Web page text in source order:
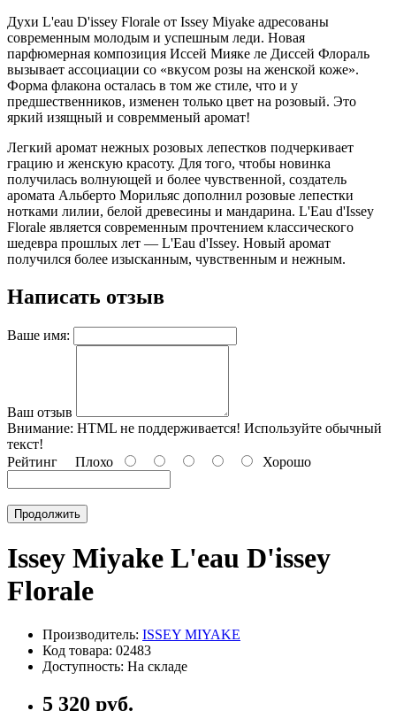
Духи L'eau D'issey Florale от Issey Miyake адресованы
современным молодым и успешным леди. Новая
парфюмерная композиция Иссей Мияке ле Диссей Флораль
вызывает ассоциации со «вкусом розы на женской коже».
Форма флакона осталась в том же стиле, что и у
предшественников, изменен только цвет на розовый. Это
яркий изящный и совремменый аромат!
Легкий аромат нежных розовых лепестков подчеркивает
грацию и женскую красоту. Для того, чтобы новинка
получилась волнующей и более чувственной, создатель
аромата Альберто Морильяс дополнил розовые лепестки
нотками лилии, белой древесины и мандарина. L'Eau d'Issey
Florale является современным прочтением классического
шедевра прошлых лет — L'Eau d'Issey. Новый аромат
получился более изысканным, чувственным и нежным.
Написать отзыв
Ваше имя:
Ваш отзыв
Внимание: HTML не поддерживается! Используйте обычный
текст!
Рейтинг Плохо Хорошо
Продолжить
Issey Miyake L'eau D'issey
Florale
Производитель: ISSEY MIYAKE
Код товара: 02483
Доступность: На складе
5 320 руб.